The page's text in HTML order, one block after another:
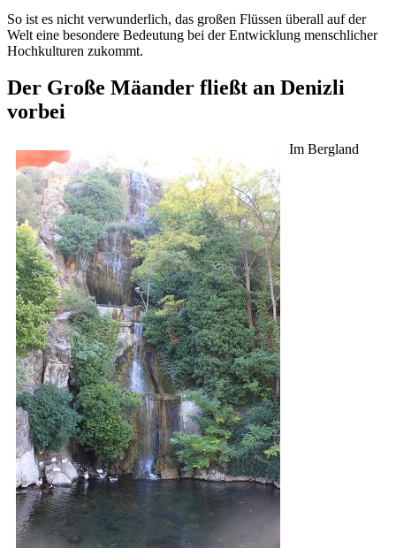
So ist es nicht verwunderlich, das großen Flüssen überall auf der
Welt eine besondere Bedeutung bei der Entwicklung menschlicher
Hochkulturen zukommt.
Der Große Mäander fließt an Denizli
vorbei
Im Bergland